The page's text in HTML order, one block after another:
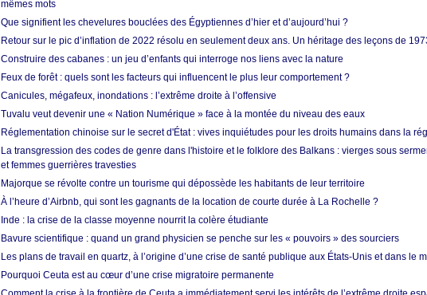
mêmes mots
Que signifient les chevelures bouclées des Égyptiennes d’hier et d’aujourd’hui ?
Retour sur le pic d’inflation de 2022 résolu en seulement deux ans. Un héritage des leçons de
Construire des cabanes : un jeu d’enfants qui interroge nos liens avec la nature
Feux de forêt : quels sont les facteurs qui influencent le plus leur comportement ?
Canicules, mégafeux, inondations : l’extrême droite à l’offensive
Tuvalu veut devenir une « Nation Numérique » face à la montée du niveau des eaux
Réglementation chinoise sur le secret d'État : vives inquiétudes pour les droits humains dans la
La transgression des codes de genre dans l'histoire et le folklore des Balkans : vierges sous
et femmes guerrières travesties
Majorque se révolte contre un tourisme qui dépossède les habitants de leur territoire
À l’heure d’Airbnb, qui sont les gagnants de la location de courte durée à La Rochelle ?
Inde : la crise de la classe moyenne nourrit la colère étudiante
Bavure scientifique : quand un grand physicien se penche sur les « pouvoirs » des sourciers
Les plans de travail en quartz, à l’origine d’une crise de santé publique aux États-Unis et dans le
Pourquoi Ceuta est au cœur d’une crise migratoire permanente